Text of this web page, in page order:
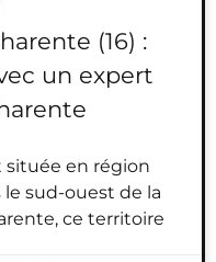
(16) :
un expert
située en région
sud-ouest de la
ce territoire